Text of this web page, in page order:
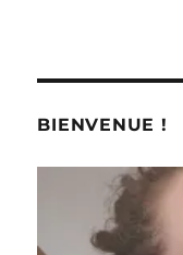
BIENVENUE !